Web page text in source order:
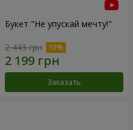
Букет "Не упускай мечту!"
2 443 грн
Заказать